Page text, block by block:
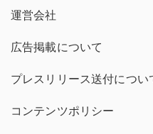
運営会社
広告掲載について
プレスリリース送付につい
コンテンツポリシー